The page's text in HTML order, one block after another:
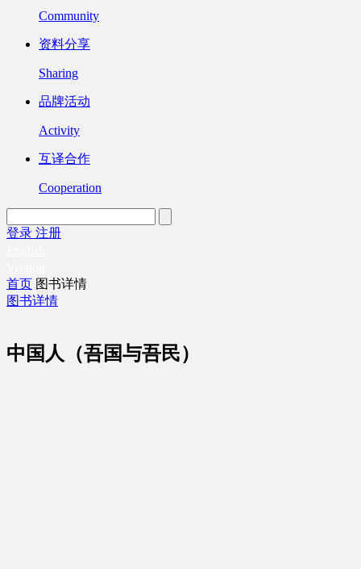
Community
资料分享
Sharing
品牌活动
Activity
互译合作
Cooperation
登录 注册
首页 图书详情
图书详情
中国人（吾国与吾民）